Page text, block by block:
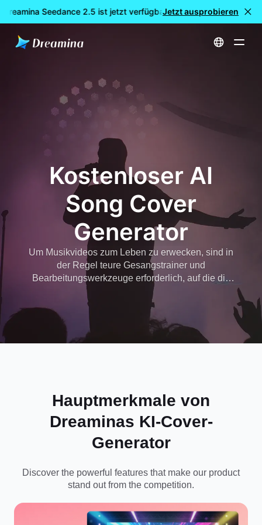
Seedance 2.5 ist jetzt verfügbar 🎉 Neues Modell
Jetzt ausprobieren
Startseite erstellen Kostenloser AI Song Cover Generator
Kostenloser AI
Song Cover
Generator
Um Musikvideos zum Leben zu erwecken, sind in
der Regel teure Gesangstrainer und
Bearbeitungswerkzeuge erforderlich, auf die die
meisten Menschen keinen Zugriff haben.
Dreaminas kostenloser AI-Song-Cover-Generator
verwandelt jeden in einen Performer und lässt Sie
Ihre musikalische Vision ohne Grenzen
ausdrücken.
Hauptmerkmale von
Dreaminas KI-Cover-
Generator
Discover the powerful features that make our product
stand out from the competition.